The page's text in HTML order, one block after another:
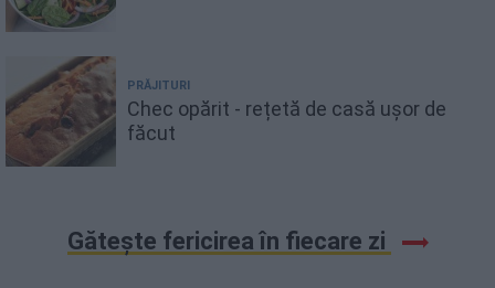
PRĂJITURI
Chec opărit - rețetă de casă ușor de
făcut
Gătește fericirea în fiecare zi